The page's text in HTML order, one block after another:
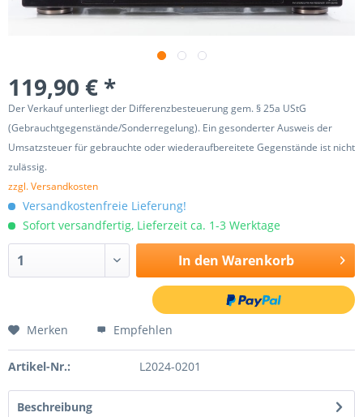
119,90 € *
Der Verkauf unterliegt der Differenzbesteuerung gem. § 25a UStG
(Gebrauchtgegenstände/Sonderregelung). Ein gesonderter Ausweis der
Umsatzsteuer für gebrauchte oder wiederaufbereitete Gegenstände ist nicht
zulässig.
zzgl. Versandkosten
Versandkostenfreie Lieferung!
Sofort versandfertig, Lieferzeit ca. 1-3 Werktage
In den Warenkorb
Merken Empfehlen
Artikel-Nr.: L2024-0201
Beschreibung